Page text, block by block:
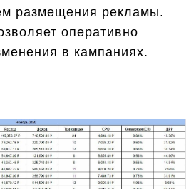
размещения рекламы.
оперативно
в кампаниях.